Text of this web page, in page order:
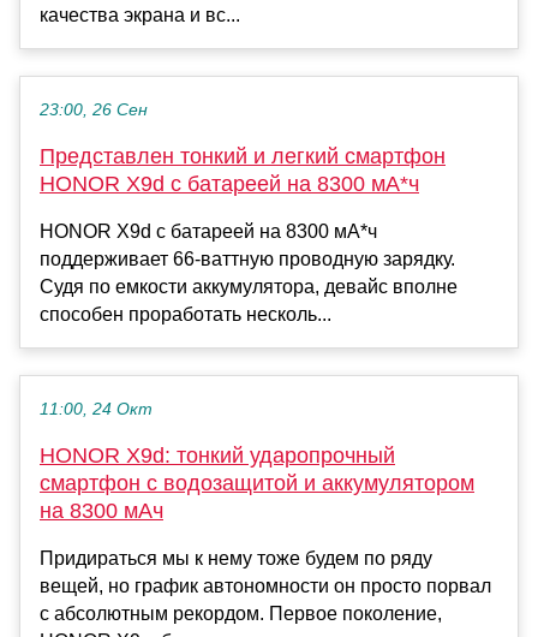
качества экрана и вс...
23:00, 26 Сен
Представлен тонкий и легкий смартфон
HONOR X9d с батареей на 8300 мА*ч
HONOR X9d с батареей на 8300 мА*ч
поддерживает 66-ваттную проводную зарядку.
Судя по емкости аккумулятора, девайс вполне
способен проработать несколь...
11:00, 24 Окт
HONOR X9d: тонкий ударопрочный
смартфон с водозащитой и аккумулятором
на 8300 мАч
Придираться мы к нему тоже будем по ряду
вещей, но график автономности он просто порвал
с абсолютным рекордом. Первое поколение,